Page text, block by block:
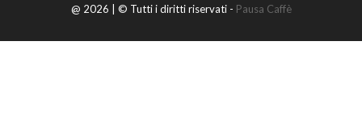
@ 2026 | © Tutti i diritti riservati - Pausa Caffè